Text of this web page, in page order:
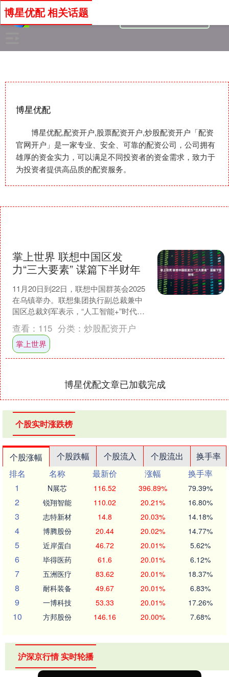
博星优配
博星优配,配资开户,股票配资开户,炒股配资开户「配资
官网开户」是一家专业、安全、可靠的配资公司，公司拥有
雄厚的资金实力，可以满足不同投资者的资金需求，致力于
为投资者提供高品质的配资服务。
博星优配 相关话题
掌上世界 联想中国区发
力“三大要素” 谋篇下半财年
11月20日到22日，联想中国群英会2025
在乌镇举办。联想集团执行副总裁兼中
国区总裁刘军表示，“人工智能+”时代新
机遇下，联想中国将坚守“混合式AI加速
中国智....
查看： 115 分类： 炒股配资开户
掌上世界
博星优配文章已加载完成
个股实时涨跌榜
个股涨幅 个股跌幅 个股流入 个股流出
换手率
排名
名称 最新价 涨幅
换手率
1
N展芯 116.52 396.89% 79.39%
2 锐翔智能 110.02 20.21% 16.80%
3 志特新材 14.8 20.03% 14.18%
4 博腾股份 20.44 20.02% 14.77%
5 近岸蛋白 46.72 20.01% 5.62%
6 毕得医药 61.6 20.01% 6.12%
7 五洲医疗 83.62 20.01% 18.37%
8 耐科装备 49.67 20.01% 6.83%
9 一博科技 53.33 20.01% 17.26%
10 方邦股份 146.16 20.00% 7.68%
沪深京行情 实时轮播